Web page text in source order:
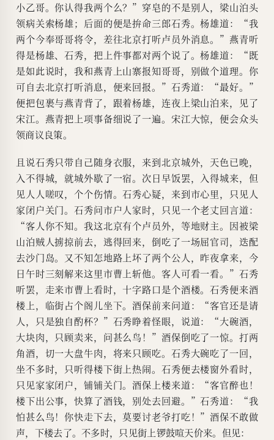
小乙哥。你认得我两个么？”穿皂的不是别人，梁山泊头
领病关索杨雄；后面的便是拚命三郎石秀。杨雄道：“我
两个今奉哥哥将令，差往北京打听卢员外消息。”燕青听
得是杨雄、石秀，把上件事都对两个说了。杨雄道：“既
是如此说时，我和燕青上山寨报知哥哥，别做个道理。你
可自去北京打听消息，便来回报。”石秀道：“最好。”
便把包裹与燕青背了，跟着杨雄，连夜上梁山泊来，见了
宋江。燕青把上项事备细说了一遍。宋江大惊，便会众头
领商议良策。
且说石秀只带自己随身衣服，来到北京城外，天色已晚，
入不得城，就城外歇了一宿。次日早饭罢，入得城来，但
见人人嗟叹，个个伤情。石秀心疑，来到市心里，只见人
家闭户关门。石秀问市户人家时，只见一个老丈回言道：
“客人你不知。我这北京有个卢员外，等地财主。因被梁
山泊贼人掳掠前去，逃得回来，倒吃了一场屈官司，迭配
去沙门岛。又不知怎地路上坏了两个公人，昨夜拿来，今
日午时三刻解来这里市曹上斩他。客人可看一看。”石秀
听罢，走来市曹上看时，十字路口是个酒楼。石秀便来酒
楼上，临街占个阁儿坐下。酒保前来问道：“客官还是请
人，只是独自酌杯？”石秀睁着怪眼，说道：“大碗酒，
大块肉，只顾卖来，问甚么鸟！”酒保倒吃了一惊。打两
角酒，切一大盘牛肉，将来只顾吃。石秀大碗吃了一回，
坐不多时，只听得楼下街上热闹。石秀便去楼窗外看时，
只见家家闭户，铺铺关门。酒保上楼来道：“客官醉也！
楼下出公事，快算了酒钱，别处去回避。”石秀道：“我
怕甚么鸟！你快走下去，莫要讨老爷打吃！”酒保不敢做
声，下楼去了。不多时，只见街上锣鼓喧天价来。但见：